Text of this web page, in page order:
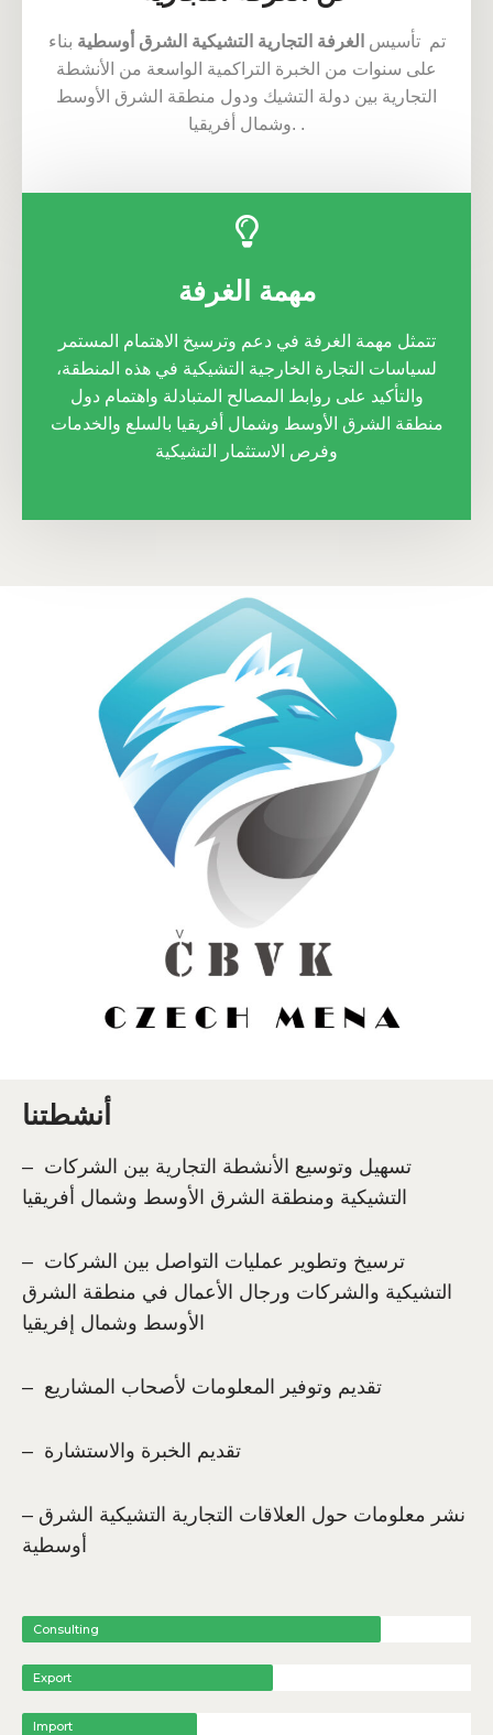
تم تأسيس الغرفة التجارية التشيكية الشرق أوسطية بناء
على سنوات من الخبرة التراكمية الواسعة من الأنشطة
التجارية بين دولة التشيك ودول منطقة الشرق الأوسط
وشمال أفريقيا. .
مهمة الغرفة
تتمثل مهمة الغرفة في دعم وترسيخ الاهتمام المستمر
لسياسات التجارة الخارجية التشيكية في هذه المنطقة،
والتأكيد على روابط المصالح المتبادلة واهتمام دول
منطقة الشرق الأوسط وشمال أفريقيا بالسلع والخدمات
وفرص الاستثمار التشيكية
أنشطتنا
– تسهيل وتوسيع الأنشطة التجارية بين الشركات
التشيكية ومنطقة الشرق الأوسط وشمال أفريقيا
– ترسيخ وتطوير عمليات التواصل بين الشركات
التشيكية والشركات ورجال الأعمال في منطقة الشرق
الأوسط وشمال إفريقيا
– تقديم وتوفير المعلومات لأصحاب المشاريع
– تقديم الخبرة والاستشارة
– نشر معلومات حول العلاقات التجارية التشيكية الشرق
أوسطية
Consulting
Export
Import